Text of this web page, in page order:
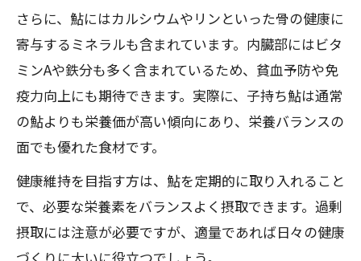
鮎の内臓に含まれる栄養素と効能を解説
鮎の内臓はとるべきか食べるべきかの判
断基準
鮎の内臓の寄生虫リスクと安全な対処法
鮎の内臓を安全に楽しむための調理ポイ
ント
鮎の内臓の味わいと健康効果を知るコツ
食事管理に役立つ鮎のカロリーポイント
鮎 カロリーと栄養価を把握し健康的な管
さらに、鮎にはカルシウムやリンといった骨の健康に
寄与するミネラルも含まれています。内臓部にはビタ
ミンAや鉄分も多く含まれているため、貧血予防や免
疫力向上にも期待できます。実際に、子持ち鮎は通常
の鮎よりも栄養価が高い傾向にあり、栄養バランスの
面でも優れた食材です。
健康維持を目指す方は、鮎を定期的に取り入れること
で、必要な栄養素をバランスよく摂取できます。過剰
摂取には注意が必要ですが、適量であれば日々の健康